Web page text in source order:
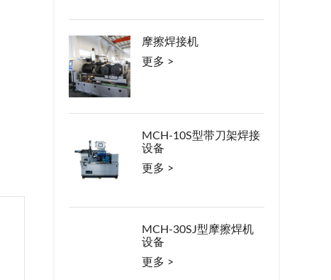
摩擦焊接机
更多 >
MCH-10S型带刀架焊接
设备
更多 >
MCH-30SJ型摩擦焊机
设备
更多 >